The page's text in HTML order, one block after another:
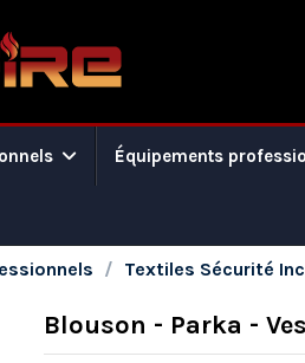
Équipements
Textiles Sécurité
Blouson - Parka -